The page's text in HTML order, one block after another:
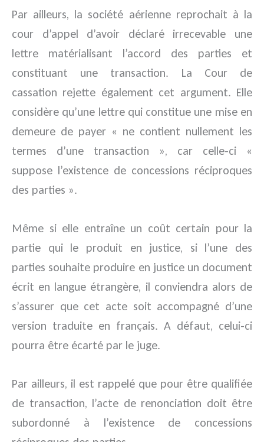
Par ailleurs, la société aérienne reprochait à la
cour d’appel d’avoir déclaré irrecevable une
lettre matérialisant l’accord des parties et
constituant une transaction. La Cour de
cassation rejette également cet argument. Elle
considère qu’une lettre qui constitue une mise en
demeure de payer « ne contient nullement les
termes d’une transaction », car celle-ci «
suppose l’existence de concessions réciproques
des parties ».
Même si elle entraîne un coût certain pour la
partie qui le produit en justice, si l’une des
parties souhaite produire en justice un document
écrit en langue étrangère, il conviendra alors de
s’assurer que cet acte soit accompagné d’une
version traduite en français. A défaut, celui-ci
pourra être écarté par le juge.
Par ailleurs, il est rappelé que pour être qualifiée
de transaction, l’acte de renonciation doit être
subordonné à l’existence de concessions